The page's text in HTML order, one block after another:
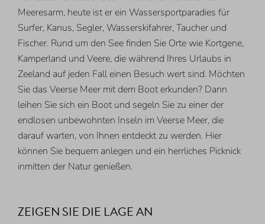
Meeresarm, heute ist er ein Wassersportparadies für
Surfer, Kanus, Segler, Wasserskifahrer, Taucher und
Fischer. Rund um den See finden Sie Orte wie Kortgene,
Kamperland und Veere, die während Ihres Urlaubs in
Zeeland auf jeden Fall einen Besuch wert sind. Möchten
Sie das Veerse Meer mit dem Boot erkunden? Dann
leihen Sie sich ein Boot und segeln Sie zu einer der
endlosen unbewohnten Inseln im Veerse Meer, die
darauf warten, von Ihnen entdeckt zu werden. Hier
können Sie bequem anlegen und ein herrliches Picknick
inmitten der Natur genießen.
ZEIGEN SIE DIE LAGE AN